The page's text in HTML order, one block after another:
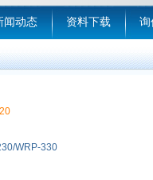
闻动态 资料下载 询
WRP-330